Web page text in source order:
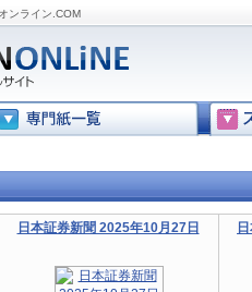
ンライン.COM
日本証券新聞 2025年10月27日